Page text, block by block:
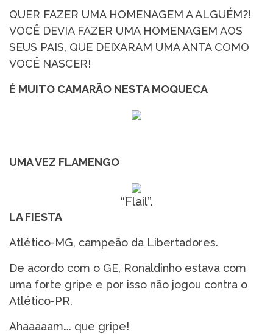
QUER FAZER UMA HOMENAGEM A ALGUÉM?!
VOCÊ DEVIA FAZER UMA HOMENAGEM AOS
SEUS PAIS, QUE DEIXARAM UMA ANTA COMO
VOCÊ NASCER!
É MUITO CAMARÃO NESTA MOQUECA
UMA VEZ FLAMENGO
“Flail”.
LA FIESTA
Atlético-MG, campeão da Libertadores.
De acordo com o GE, Ronaldinho estava com
uma forte gripe e por isso não jogou contra o
Atlético-PR.
Ahaaaaam…. que gripe!